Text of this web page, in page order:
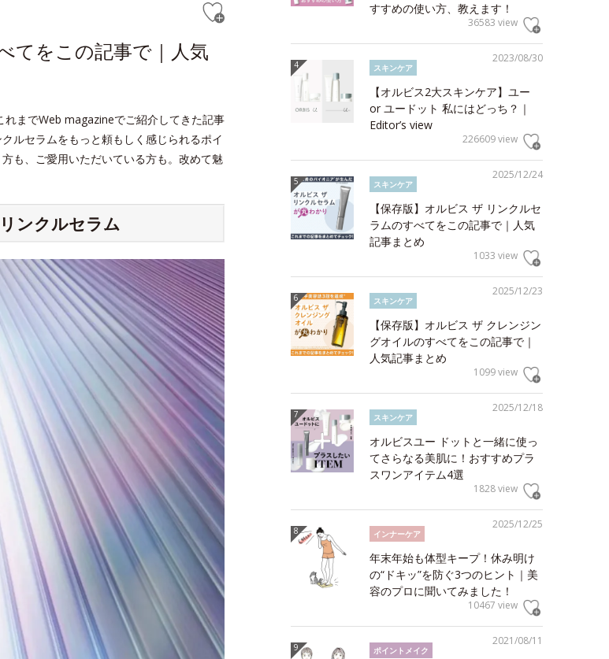
てをこの記事で｜人気
までWeb magazineでご紹介してきた記事
ルセラムをもっと頼もしく感じられるポイ
も、ご愛用いただいている方も。改めて魅
ンクルセラム
すすめの使い方、教えます！
36583 view
2023/08/30
スキンケア
【オルビス2大スキンケア】ユー
or ユードット 私にはどっち？｜
Editor’s view
226609 view
2025/12/24
スキンケア
【保存版】オルビス ザ リンクルセ
ラムのすべてをこの記事で｜人気
記事まとめ
1033 view
2025/12/23
スキンケア
【保存版】オルビス ザ クレンジン
グオイルのすべてをこの記事で｜
人気記事まとめ
1099 view
2025/12/18
スキンケア
オルビスユー ドットと一緒に使っ
てさらなる美肌に！おすすめプラ
スワンアイテム4選
1828 view
2025/12/25
インナーケア
年末年始も体型キープ！休み明け
の“ドキッ”を防ぐ3つのヒント｜美
容のプロに聞いてみました！
10467 view
2021/08/11
ポイントメイク